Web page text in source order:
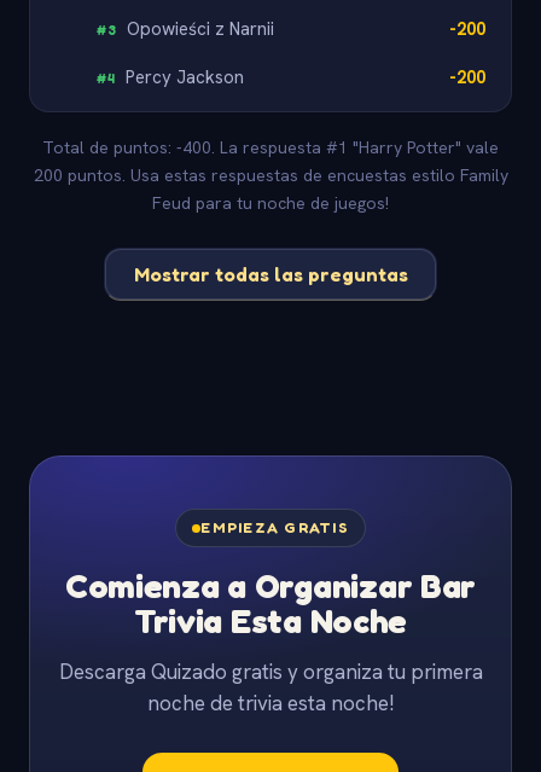
#3 Opowieści z Narnii -200
#4 Percy Jackson -200
Total de puntos: -400. La respuesta #1 "Harry Potter" vale
200 puntos. Usa estas respuestas de encuestas estilo Family
Feud para tu noche de juegos!
Mostrar todas las preguntas
EMPIEZA GRATIS
Comienza a Organizar Bar
Trivia Esta Noche
Descarga Quizado gratis y organiza tu primera
noche de trivia esta noche!